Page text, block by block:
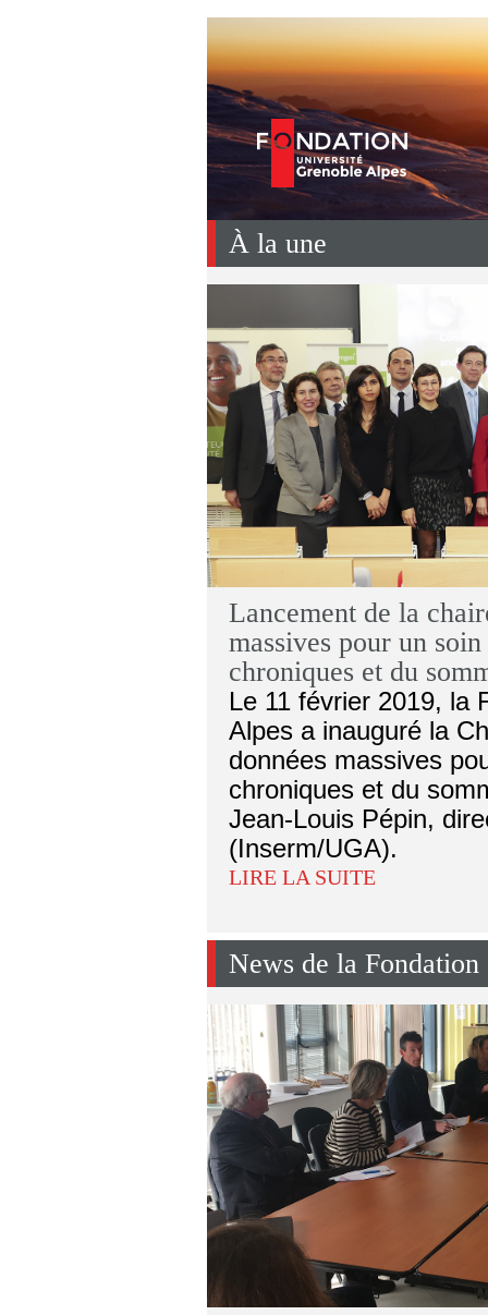
À la une
Lancement de la
massives pour un
chroniques et du
Le 11 février 2019, la
Alpes a inauguré la
données massives
chroniques et du
Jean-Louis Pépin,
(Inserm/UGA).
LIRE LA SUITE
News de la Fondation